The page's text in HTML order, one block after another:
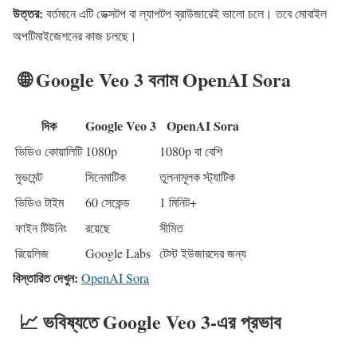
উত্তর: বর্তমানে এটি ডেক্সটপ বা ল্যাপটপ ব্রাউজারেই ভালো চলে। তবে মোবাইল
অপটিমাইজেশনের কাজ চলছে।
🌐 Google Veo 3 বনাম OpenAI Sora
দিক Google Veo 3 OpenAI Sora
ভিডিও কোয়ালিটি 1080p
1080p বা বেশি
মুভমেন্ট
সিনেমাটিক
তুলনামূলক স্ট্যাটিক
ভিডিও টাইম
60 সেকেন্ড
1 মিনিট+
ফাইন টিউনিং
রয়েছে
সীমিত
রিয়েলিজ
Google Labs টেস্ট ইউজারদের জন্য
বিস্তারিত দেখুন: OpenAI Sora
📈 ভবিষ্যতে Google Veo 3-এর প্রভাব